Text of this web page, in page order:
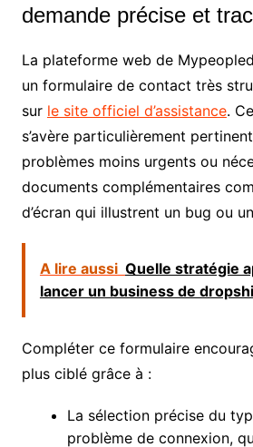
demande précise et
La plateforme web de
un formulaire de contact très
sur le site officiel d’assistance.
s’avère particulièrement
problèmes moins urgents ou
documents complémentaires
d’écran qui illustrent un bug ou
A lire aussi Quelle stratégie
lancer un business de
Compléter ce formulaire
plus ciblé grâce à :
La sélection précise du
problème de connexion,